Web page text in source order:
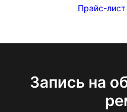
Прайс-
Запись на